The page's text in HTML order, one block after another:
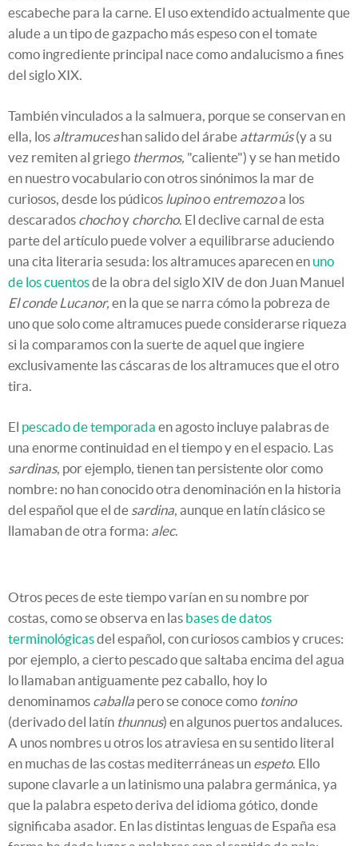
escabeche para la carne. El uso extendido actualmente que
alude a un tipo de gazpacho más espeso con el tomate
como ingrediente principal nace como andalucismo a fines
del siglo XIX.
También vinculados a la salmuera, porque se conservan en
ella, los altramuceshan salido del árabe attarmús(y a su
vez remiten al griego thermos, "caliente") y se han metido
en nuestro vocabulario con otros sinónimos la mar de
curiosos, desde los púdicos lupinoo entremozoa los
descarados chochoy chorcho. El declive carnal de esta
parte del artículo puede volver a equilibrarse aduciendo
una cita literaria sesuda: los altramuces aparecen en uno
de los cuentosde la obra del siglo XIV de don Juan Manuel
El conde Lucanor, en la que se narra cómo la pobreza de
uno que solo come altramuces puede considerarse riqueza
si la comparamos con la suerte de aquel que ingiere
exclusivamente las cáscaras de los altramuces que el otro
tira.
El pescado de temporada en agosto incluye palabras de
una enorme continuidad en el tiempo y en el espacio. Las
sardinas, por ejemplo, tienen tan persistente olor como
nombre: no han conocido otra denominación en la historia
del español que el de sardina, aunque en latín clásico se
llamaban de otra forma: alec.
Otros peces de este tiempo varían en su nombre por
costas, como se observa en las bases de datos
terminológicasdel español, con curiosos cambios y cruces:
por ejemplo, a cierto pescado que saltaba encima del agua
lo llamaban antiguamente pez caballo, hoy lo
denominamos caballa pero se conoce como tonino
(derivado del latín thunnus) en algunos puertos andaluces.
A unos nombres u otros los atraviesa en su sentido literal
en muchas de las costas mediterráneas un espeto. Ello
supone clavarle a un latinismo una palabra germánica, ya
que la palabra espeto deriva del idioma gótico, donde
significaba asador. En las distintas lenguas de España esa